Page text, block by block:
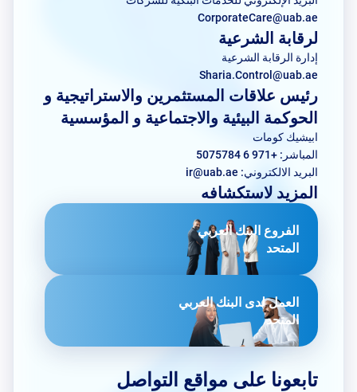
CorporateCare@uab.ae
لرقابة الشرعية
إدارة الرقابة الشرعية
Sharia.Control@uab.ae
رئيس علاقات المستثمرين والاستراتيجية و
الحوكمة البيئية والاجتماعية و المؤسسية
ابيشيك كومات
المباشر: +971 6 5075784
البريد الالكتروني: ir@uab.ae
المزيد لاستكشافه
الفروع البنك العربي
المتحد
العمل لدى البنك العربي
المتحد
تابعونا على مواقع التواصل